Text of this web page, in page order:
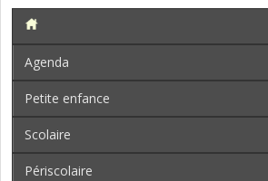
Agenda
Petite enfance
Scolaire
Périscolaire